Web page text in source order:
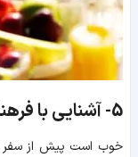
5- آشنایی با
خوب است پیش از سفر